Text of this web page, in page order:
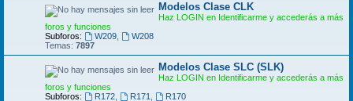
Modelos Clase CLK
Haz LOGIN en Identificarme y accederás a más
foros y funciones
Subforos:
W209,
W208
Temas: 7897
Modelos Clase SLC (SLK)
Haz LOGIN en Identificarme y accederás a más
foros y funciones
Subforos:
R172, R171
R170